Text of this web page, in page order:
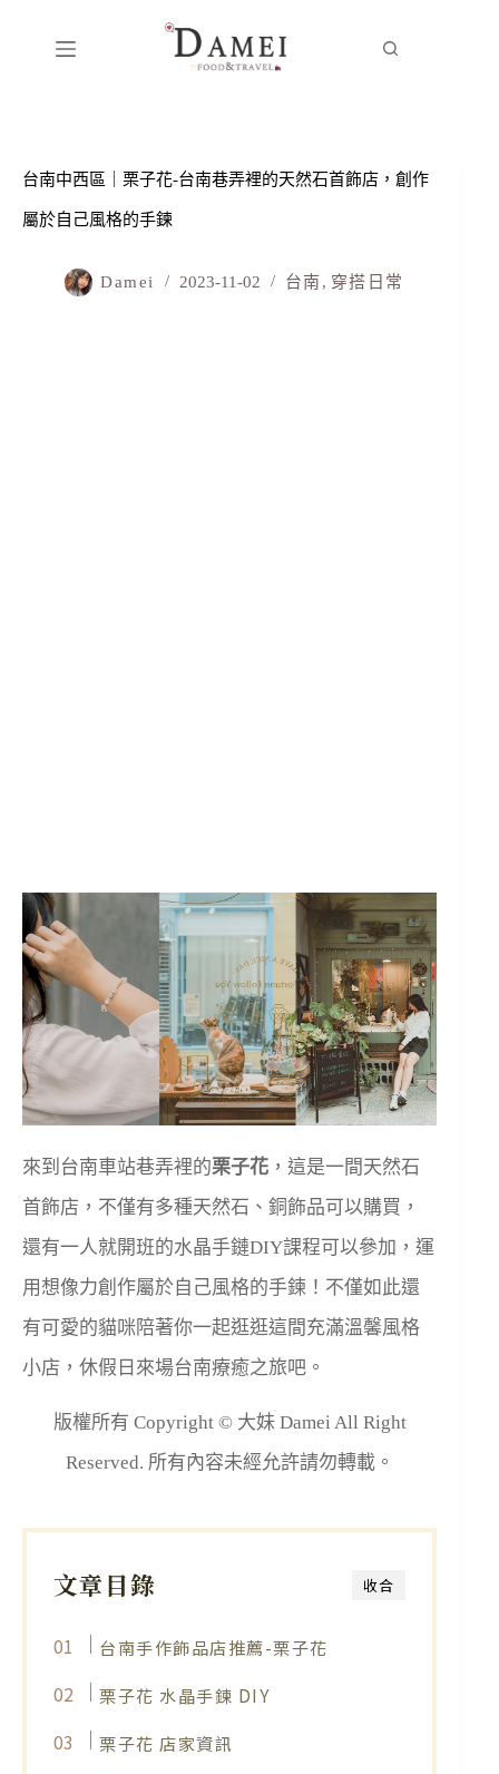
台南中西區｜栗子花-台南巷弄裡的天然石首飾店，創作
屬於自己風格的手鍊
Damei 2023-11-02 台南 , 穿搭日常
來到台南車站巷弄裡的栗子花 ，這是一間天然石
首飾店，不僅有多種天然石、銅飾品可以購買，
還有一人就開班的水晶手鏈DIY課程可以參加，運
用想像力創作屬於自己風格的手鍊！不僅如此還
有可愛的貓咪陪著你一起逛逛這間充滿溫馨風格
小店，休假日來場台南療癒之旅吧。
版權所有 Copyright © 大妹 Damei All Right
Reserved. 所有內容未經允許請勿轉載。
收合
文章目錄
台南手作飾品店推薦-栗子花
栗子花 水晶手鍊 DIY
栗子花 店家資訊